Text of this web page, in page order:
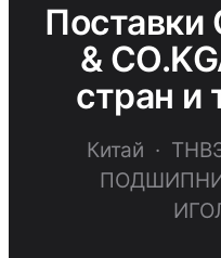
Поставки
&
стран и
Китай ·